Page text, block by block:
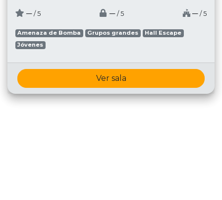
─ / 5 ─ / 5 ─ / 5
Amenaza de Bomba Grupos grandes
Hall Escape
Jóvenes
Ver sala